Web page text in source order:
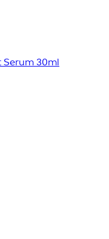
Serum 30ml